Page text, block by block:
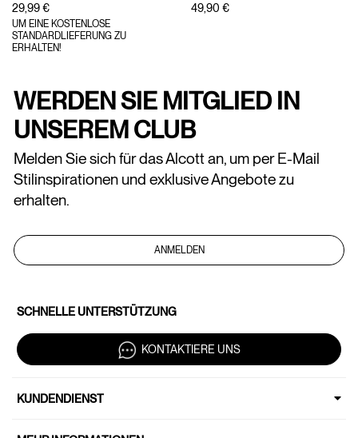
29,99 €
UM EINE KOSTENLOSE
STANDARDLIEFERUNG ZU
ERHALTEN!
49,90 €
WERDEN SIE MITGLIED IN
UNSEREM CLUB
Melden Sie sich für das Alcott an, um per E-Mail
Stilinspirationen und exklusive Angebote zu
erhalten.
ANMELDEN
SCHNELLE UNTERSTÜTZUNG
KONTAKTIERE UNS
KUNDENDIENST